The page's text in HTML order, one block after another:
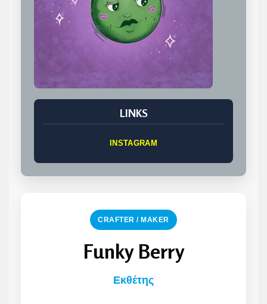
LINKS
INSTAGRAM
CRAFTER / MAKER
Funky Berry
Εκθέτης